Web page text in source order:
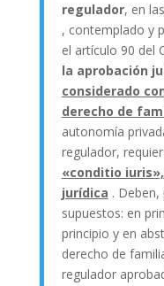
regulador, en
, contemplado y
el artículo 90 del
la aprobación
considerado
derecho de
autonomía
regulador,
«conditio
jurídica .
supuestos: en
principio y en
derecho de
regulador